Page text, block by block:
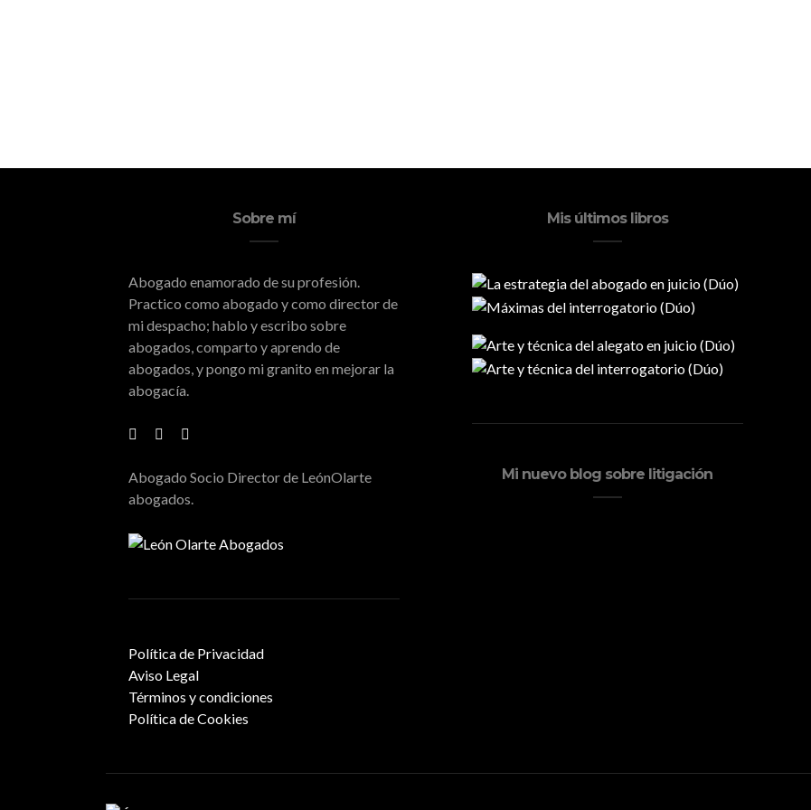
Sobre mí
Abogado enamorado de su profesión.
Practico como abogado y como director de
mi despacho; hablo y escribo sobre
abogados, comparto y aprendo de
abogados, y pongo mi granito en mejorar la
abogacía.
Abogado Socio Director de LeónOlarte
abogados.
Política de Privacidad
Aviso Legal
Términos y condiciones
Política de Cookies
Mis últimos libros
Mi nuevo blog sobre litigación